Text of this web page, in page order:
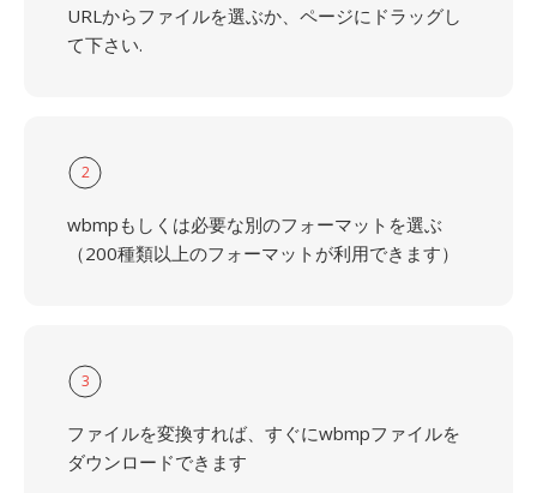
URLからファイルを選ぶか、ページにドラッグし
て下さい.
2
wbmpもしくは必要な別のフォーマットを選ぶ
（200種類以上のフォーマットが利用できます）
3
ファイルを変換すれば、すぐにwbmpファイルを
ダウンロードできます